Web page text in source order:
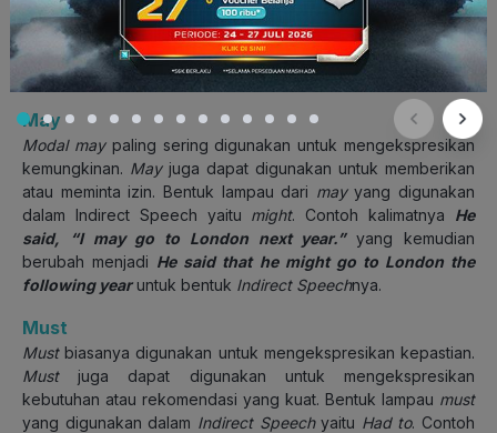
Contoh kalimatnya seperti ini, nih:She said, “I can visit your
house next week.”yang kemudian berubah menjadiShe said
that she could visit my house the following week.
May
Modal may paling sering digunakan untuk mengekspresikan
kemungkinan. Mayjuga dapat digunakan untuk memberikan
atau meminta izin. Bentuk lampau dari mayyang digunakan
dalam Indirect Speech yaitu might. Contoh kalimatnya He
said, “I may go to London next year.”yang kemudian
berubah menjadi He said that he might go to London the
following yearuntuk bentuk Indirect Speechnya.
Must
Mustbiasanya digunakan untuk mengekspresikan kepastian.
Mustjuga dapat digunakan untuk mengekspresikan
kebutuhan atau rekomendasi yang kuat. Bentuk lampau must
yang digunakan dalam Indirect Speechyaitu Had to. Contoh